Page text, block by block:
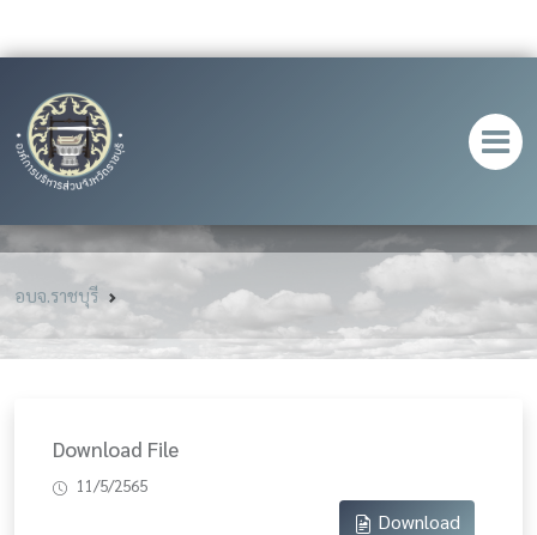
อบจ.ราชบุรี
Download File
11/5/2565
Download